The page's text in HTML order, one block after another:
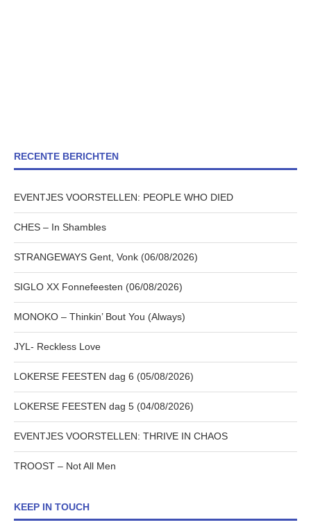
RECENTE BERICHTEN
EVENTJES VOORSTELLEN: PEOPLE WHO DIED
CHES – In Shambles
STRANGEWAYS Gent, Vonk (06/08/2026)
SIGLO XX Fonnefeesten (06/08/2026)
MONOKO – Thinkin’ Bout You (Always)
JYL- Reckless Love
LOKERSE FEESTEN dag 6 (05/08/2026)
LOKERSE FEESTEN dag 5 (04/08/2026)
EVENTJES VOORSTELLEN: THRIVE IN CHAOS
TROOST – Not All Men
KEEP IN TOUCH